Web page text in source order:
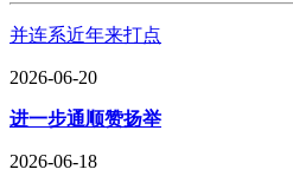
并连系近年来打点
2026-06-20
进一步通顺赞扬举
2026-06-18